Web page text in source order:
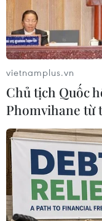
75 năm Bác Hồ
Thi đua ái quốc
+ XEM THÊM
Không ngừng làm
làm mới các
20/02/2024 13:31
Tạo động lực cổ
chiến sỹ toàn
xuất sắc nhiệm vụ
vietnamplus.vn
Chủ tịch Quốc
Phomvihane từ